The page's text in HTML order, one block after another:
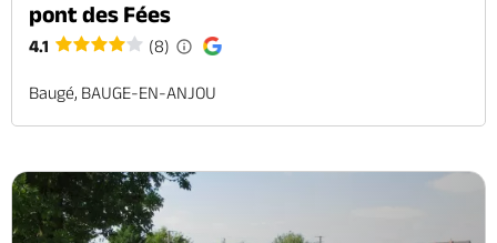
pont des Fées
4.1 (8)
Baugé, BAUGE-EN-ANJOU